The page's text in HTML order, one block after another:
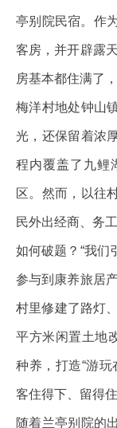
亭别院民宿。作
客房，并开辟露
房基本都住满了
梅洋村地处钟山
光，还保留着浓
程内覆盖了九鲤
区。然而，以往
民外出经商、务
如何破题？“我们
参与到康养旅居
村里修建了路灯
平方米闲置土地
种养，打造“游
客住得下、留得
随着兰亭别院的